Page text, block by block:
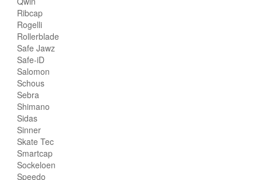
Ribcap
Rogelli
Rollerblade
Safe Jawz
Safe-iD
Salomon
Schous
Sebra
Shimano
Sidas
Sinner
Skate Tec
Smartcap
Sockeloen
Speedo